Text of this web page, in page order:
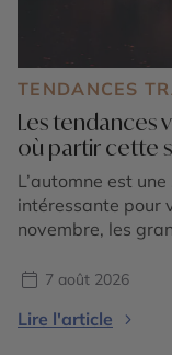
TENDANCES
Les tendances
où partir cette
L’automne est
intéressante pour
novembre, les
monde, les
différente. En
7 août 2026
Lire l'article